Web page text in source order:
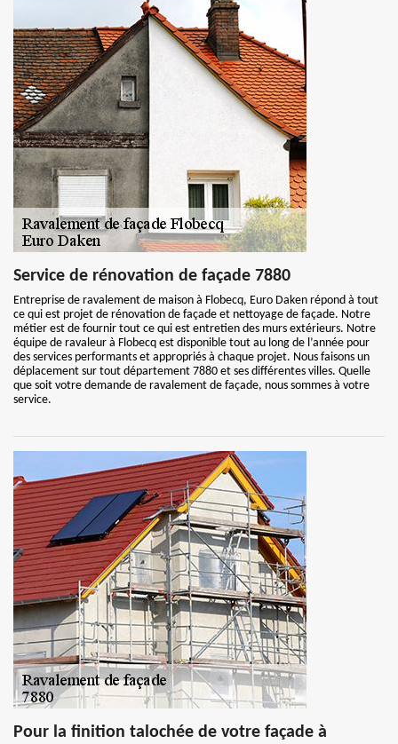
Service de rénovation de façade 7880
Entreprise de ravalement de maison à Flobecq, Euro Daken répond à tout
ce qui est projet de rénovation de façade et nettoyage de façade. Notre
métier est de fournir tout ce qui est entretien des murs extérieurs. Notre
équipe de ravaleur à Flobecq est disponible tout au long de l’année pour
des services performants et appropriés à chaque projet. Nous faisons un
déplacement sur tout département 7880 et ses différentes villes. Quelle
que soit votre demande de ravalement de façade, nous sommes à votre
service.
Pour la finition talochée de votre façade à